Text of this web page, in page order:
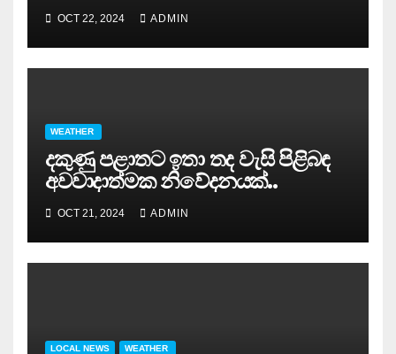
OCT 22, 2024 ADMIN
WEATHER
දකුණු පළාතට ඉතා තද වැසි පිළිබඳ
අවවාදාත්මක නිවේදනයක්..
OCT 21, 2024 ADMIN
LOCAL NEWS WEATHER